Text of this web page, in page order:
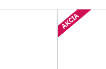
AKCIA